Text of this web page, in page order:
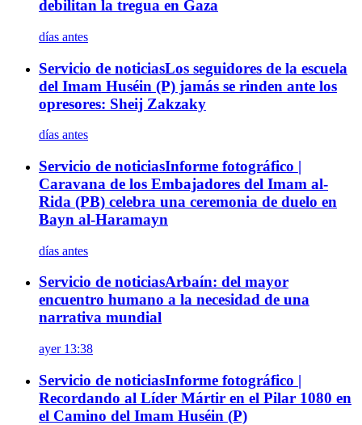
debilitan la tregua en Gaza
días antes
Servicio de noticiasLos seguidores de la escuela
del Imam Huséin (P) jamás se rinden ante los
opresores: Sheij Zakzaky
días antes
Servicio de noticiasInforme fotográfico |
Caravana de los Embajadores del Imam al-
Rida (PB) celebra una ceremonia de duelo en
Bayn al-Haramayn
días antes
Servicio de noticiasArbaín: del mayor
encuentro humano a la necesidad de una
narrativa mundial
ayer 13:38
Servicio de noticiasInforme fotográfico |
Recordando al Líder Mártir en el Pilar 1080 en
el Camino del Imam Huséin (P)